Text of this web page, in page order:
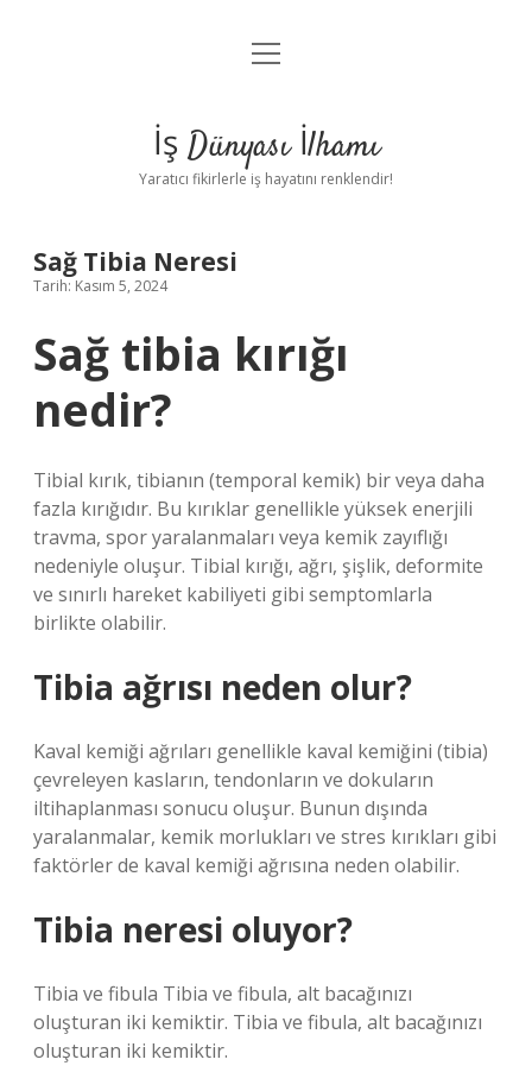
Anasayfa
Yasal Uyarı
menüyü
İş Dünyası İlhamı
Yaratıcı fikirlerle iş hayatını renklendir!
Sağ Tibia Neresi
Tarih: Kasım 5, 2024
Sağ tibia kırığı
nedir?
Tibial kırık, tibianın (temporal kemik) bir veya daha
fazla kırığıdır. Bu kırıklar genellikle yüksek enerjili
travma, spor yaralanmaları veya kemik zayıflığı
nedeniyle oluşur. Tibial kırığı, ağrı, şişlik, deformite
ve sınırlı hareket kabiliyeti gibi semptomlarla
birlikte olabilir.
Tibia ağrısı neden olur?
Kaval kemiği ağrıları genellikle kaval kemiğini (tibia)
çevreleyen kasların, tendonların ve dokuların
iltihaplanması sonucu oluşur. Bunun dışında
yaralanmalar, kemik morlukları ve stres kırıkları gibi
faktörler de kaval kemiği ağrısına neden olabilir.
Tibia neresi oluyor?
Tibia ve fibula Tibia ve fibula, alt bacağınızı
oluşturan iki kemiktir. Tibia ve fibula, alt bacağınızı
oluşturan iki kemiktir.